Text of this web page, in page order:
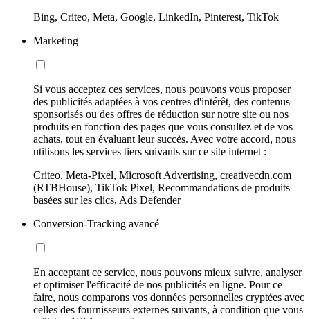
Bing, Criteo, Meta, Google, LinkedIn, Pinterest, TikTok
Marketing
Si vous acceptez ces services, nous pouvons vous proposer
des publicités adaptées à vos centres d'intérêt, des contenus
sponsorisés ou des offres de réduction sur notre site ou nos
produits en fonction des pages que vous consultez et de vos
achats, tout en évaluant leur succès. Avec votre accord, nous
utilisons les services tiers suivants sur ce site internet :
Criteo, Meta-Pixel, Microsoft Advertising, creativecdn.com
(RTBHouse), TikTok Pixel, Recommandations de produits
basées sur les clics, Ads Defender
Conversion-Tracking avancé
En acceptant ce service, nous pouvons mieux suivre, analyser
et optimiser l'efficacité de nos publicités en ligne. Pour ce
faire, nous comparons vos données personnelles cryptées avec
celles des fournisseurs externes suivants, à condition que vous